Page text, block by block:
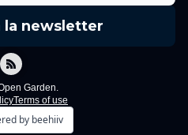
Garden.
Terms of use
by beehiiv